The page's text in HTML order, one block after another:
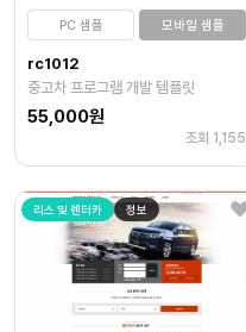
PC 샘플 모바일 샘플
rc1012
중고차 프로그램 개발 템플릿
55,000원
조회 1,155
정보
리스 및 렌터카